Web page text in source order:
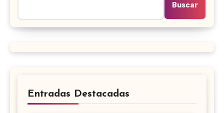
Buscar
Entradas Destacadas